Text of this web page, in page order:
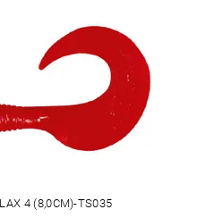
4 (8,0CM)-TS035